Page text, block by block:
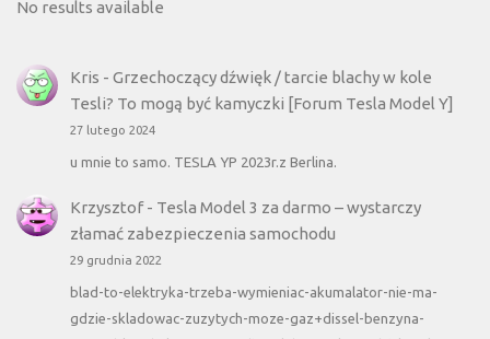
No results available
Kris - Grzechoczący dźwięk / tarcie blachy w kole
Tesli? To mogą być kamyczki [Forum Tesla Model Y]
27 lutego 2024
u mnie to samo. TESLA YP 2023r.z Berlina.
Krzysztof- Tesla Model 3 za darmo – wystarczy
złamać zabezpieczenia samochodu
29 grudnia 2022
blad-to-elektryka-trzeba-wymieniac-akumalator-nie-ma-
gdzie-skladowac-zuzytych-moze-gaz+dissel-benzyna-